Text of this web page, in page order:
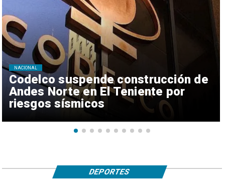
Codelco suspende construcción de
Andes Norte en El Teniente por
riesgos sísmicos
NACIONAL
DEPORTES